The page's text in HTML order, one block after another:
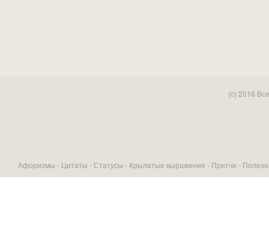
(c) 2016
Афоризмы - Цитаты -Статусы - Крылатые выражения - Притчи -